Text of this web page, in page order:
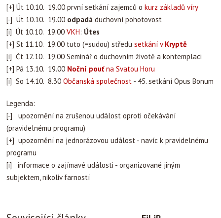
[+] Út 10.10. 19.00 první setkání zajemců o kurz základů víry
[-] Út 10.10. 19.00 odpadá duchovní pohotovost
[i] Út 10.10. 19.00 VKH: Útes
[+] St 11.10. 19.00 tuto (=sudou) středu setkání v Kryptě
[i] Čt 12.10. 19.00 Seminář o duchovním životě a kontemplaci
[+] Pá 13.10. 19.00 Noční pouťna Svatou Horu
[i] So 14.10. 8.30 Občanská společnost - 45. setkání Opus Bonum
Legenda:
[-] upozornění na zrušenou událost oproti očekávání
(pravidelnému programu)
[+] upozornění na jednorázovou událost - navíc k pravidelnému
programu
[i] informace o zajímavé události - organizované jiným
subjektem, nikoliv farností